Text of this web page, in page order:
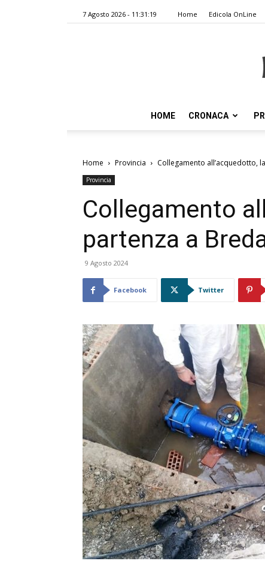
7 Agosto 2026 - 11:31:19 Home Edicola OnLine
HOME CRONACA
Home Provincia Collegamento all’acquedotto,
Provincia
Collegamento
partenza a
9 Agosto 2024
Facebook Twitter